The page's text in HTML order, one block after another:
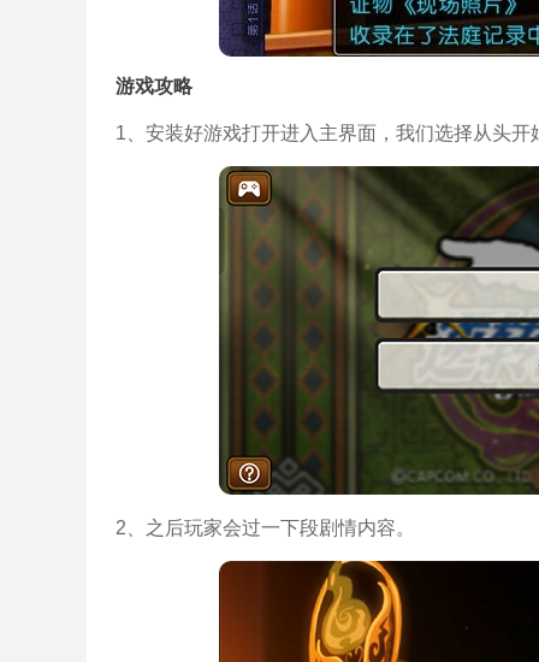
游戏攻略
1、安装好游戏打开进入主界面，我们选择从头开
2、之后玩家会过一下段剧情内容。